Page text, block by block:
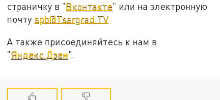
страничку в "Вконтакте" или на электронную
почту spb@Tsargrad.TV
А также присоединяйтесь к нам в
"Яндекс.Дзен".